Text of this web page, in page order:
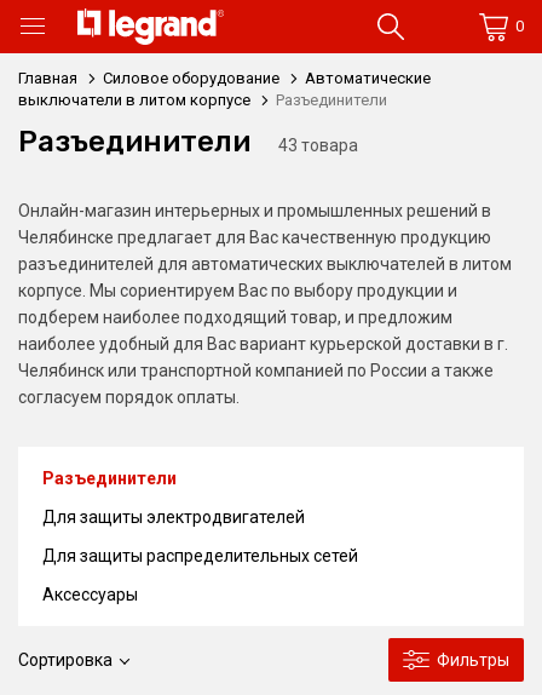
0
Главная Силовое оборудование
Автоматические
выключатели в литом корпусе
Разъединители
Разъединители 43 товара
Онлайн-магазин интерьерных и промышленных решений в
Челябинске предлагает для Вас качественную продукцию
разъединителей для автоматических выключателей в литом
корпусе. Мы сориентируем Вас по выбору продукции и
подберем наиболее подходящий товар, и предложим
наиболее удобный для Вас вариант курьерской доставки в г.
Челябинск или транспортной компанией по России а также
согласуем порядок оплаты.
Сортировка Фильтры
Разъединители
Для защиты электродвигателей
Для защиты распределительных сетей
Аксессуары